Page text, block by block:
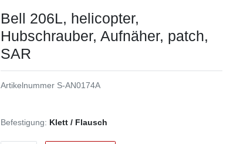
Bell 206L, helicopter,
Hubschrauber, Aufnäher, patch,
SAR
Artikelnummer S-AN0174A
Befestigung: Klett / Flausch